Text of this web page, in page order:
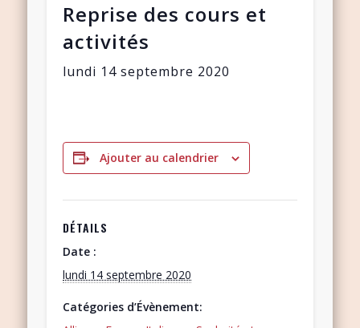
Reprise des cours et
activités
lundi 14 septembre 2020
Ajouter au calendrier
DÉTAILS
Date :
lundi 14 septembre 2020
Catégories d’Évènement: